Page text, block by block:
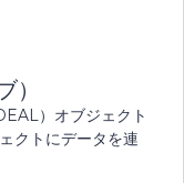
）
）オブジェクト
クトにデータを連